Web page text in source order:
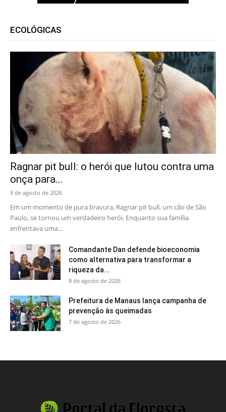
ECOLÓGICAS
Ragnar pit bull: o herói que lutou contra uma
onça para...
9 de agosto de 2026
Em um momento de pura bravura, Ragnar pit bull, um cão de São
Paulo, se tornou um verdadeiro herói. Enquanto sua família
enfrentava uma...
Comandante Dan defende bioeconomia
como alternativa para transformar a
riqueza da...
8 de agosto de 2026
Prefeitura de Manaus lança campanha de
prevenção às queimadas
7 de agosto de 2026